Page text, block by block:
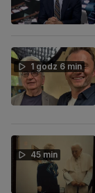
1 godz 6 min
45 min